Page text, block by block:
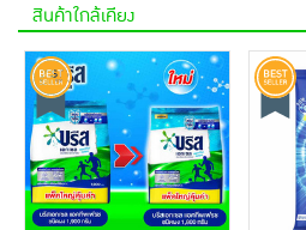
สินค้าใกล้เคียง